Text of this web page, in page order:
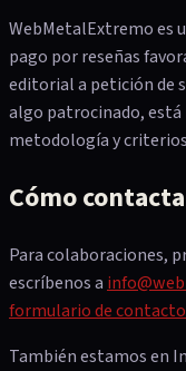
WebMetalExtremo es
pago por reseñas
editorial a petición de
algo patrocinado,
metodología y
Cómo
Para colaboraciones,
escríbenos a
formulario de contacto
También estamos en